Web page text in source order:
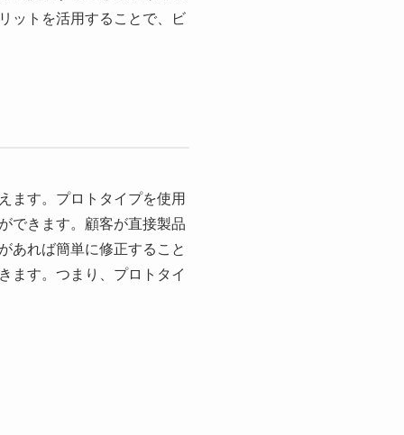
ットを活用することで、ビ
ます。プロトタイプを使用
できます。顧客が直接製品
あれば簡単に修正すること
ます。つまり、プロトタイ